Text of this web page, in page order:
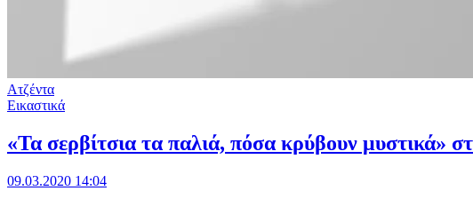
Ατζέντα
Εικαστικά
«Τα σερβίτσια τα παλιά, πόσα κρύβουν μυστικά»
09.03.2020 14:04